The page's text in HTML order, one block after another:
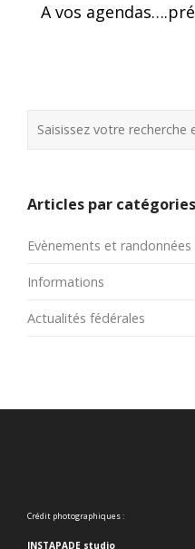
A vos
Articles par catégories
Evènements et randonnées
Informations
Actualités fédérales
Crédit photographiques :
INSTAPADE studio